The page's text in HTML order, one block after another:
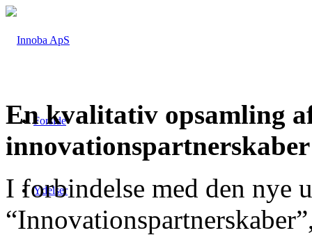
Forside
Ydelser
En kvalitativ opsamling
innovationspartnerskaber
I forbindelse med den nye